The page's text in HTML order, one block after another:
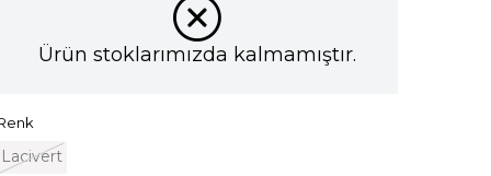
Ürün stoklarımızda kalmamıştır.
Lacivert